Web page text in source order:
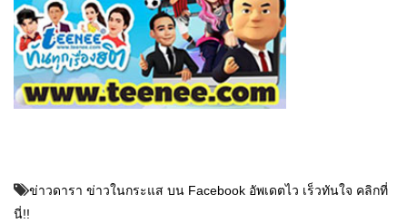
ข่าวดารา ข่าวในกระแส บน Facebook อัพเดตไว เร็วทันใจ คลิกที่
นี่!!